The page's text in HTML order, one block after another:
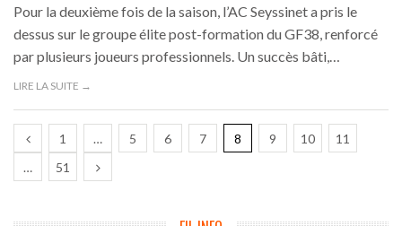
Pour la deuxième fois de la saison, l’AC Seyssinet a pris le
dessus sur le groupe élite post-formation du GF38, renforcé
par plusieurs joueurs professionnels. Un succès bâti,…
LIRE LA SUITE →
1 … 5 6 7 8 9 10
11
…
51